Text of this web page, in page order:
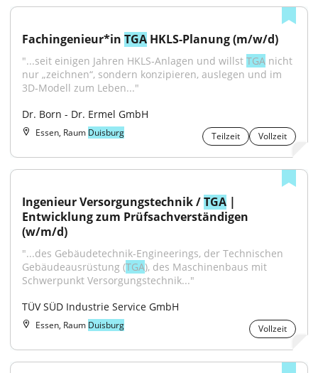
Fachingenieur*in TGA HKLS-Planung (m/w/d)
"...seit einigen Jahren HKLS‑Anlagen und willst TGA nicht
nur „zeichnen“, sondern konzipieren, auslegen und im
3D‑Modell zum Leben..."
Dr. Born - Dr. Ermel GmbH
Essen, Raum Duisburg Teilzeit Vollzeit
Ingenieur Versorgungstechnik / TGA |
Entwicklung zum Prüfsachverständigen
(w/m/d)
"...des Gebäudetechnik-Engineerings, der Technischen
Gebäudeausrüstung (TGA), des Maschinenbaus mit
Schwerpunkt Versorgungstechnik..."
TÜV SÜD Industrie Service GmbH
Essen, Raum Duisburg Vollzeit